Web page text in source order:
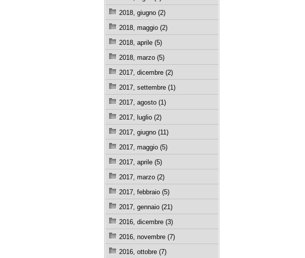
2018, giugno (2)
2018, maggio (2)
2018, aprile (5)
2018, marzo (5)
2017, dicembre (2)
2017, settembre (1)
2017, agosto (1)
2017, luglio (2)
2017, giugno (11)
2017, maggio (5)
2017, aprile (5)
2017, marzo (2)
2017, febbraio (5)
2017, gennaio (21)
2016, dicembre (3)
2016, novembre (7)
2016, ottobre (7)